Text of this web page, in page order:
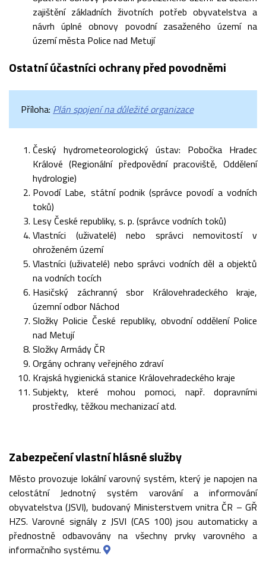
zajištění základních životních potřeb obyvatelstva a
návrh úplné obnovy povodní zasaženého území na
území města Police nad Metují
Ostatní účastníci ochrany před povodněmi
Příloha: Plán spojení na důležité organizace
Český hydrometeorologický ústav: Pobočka Hradec
Králové (Regionální předpovědní pracoviště, Oddělení
hydrologie)
Povodí Labe, státní podnik (správce povodí a vodních
toků)
Lesy České republiky, s. p. (správce vodních toků)
Vlastníci (uživatelé) nebo správci nemovitostí v
ohroženém území
Vlastníci (uživatelé) nebo správci vodních děl a objektů
na vodních tocích
Hasičský záchranný sbor Královehradeckého kraje,
územní odbor Náchod
Složky Policie České republiky, obvodní oddělení Police
nad Metují
Složky Armády ČR
Orgány ochrany veřejného zdraví
Krajská hygienická stanice Královehradeckého kraje
Subjekty, které mohou pomoci, např. dopravními
prostředky, těžkou mechanizací atd.
Zabezpečení vlastní hlásné služby
Město provozuje lokální varovný systém, který je napojen na
celostátní Jednotný systém varování a informování
obyvatelstva (JSVI), budovaný Ministerstvem vnitra ČR – GŘ
HZS. Varovné signály z JSVI (CAS 100) jsou automaticky a
přednostně odbavovány na všechny prvky varovného a
informačního systému.